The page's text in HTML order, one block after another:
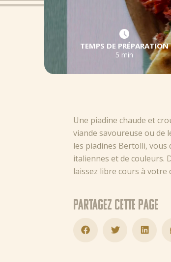
TEMPS DE PRÉPARATION
5 min
Une piadine chaude et
viande savoureuse ou de
les piadines Bertolli, vous
italiennes et de couleurs.
laissez libre cours à votre
Partagez cette page